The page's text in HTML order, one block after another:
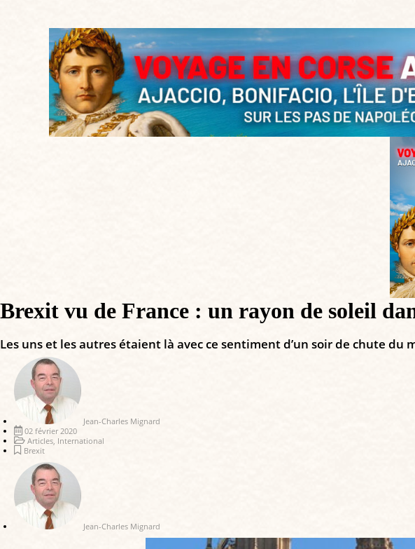
Brexit vu de France : un rayon de soleil
Les uns et les autres étaient là avec ce sentiment d’un soir de chute du
Jean-Charles Mignard
02 février 2020
Articles International
Brexit
Jean-Charles Mignard